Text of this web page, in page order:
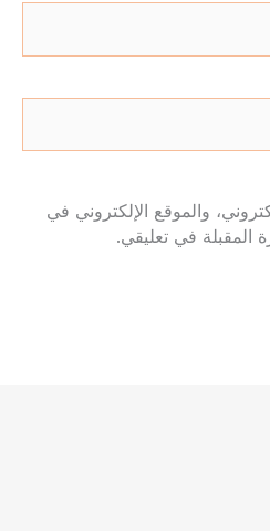
والموقع الإلكتروني في
المقبلة في تعليقي.